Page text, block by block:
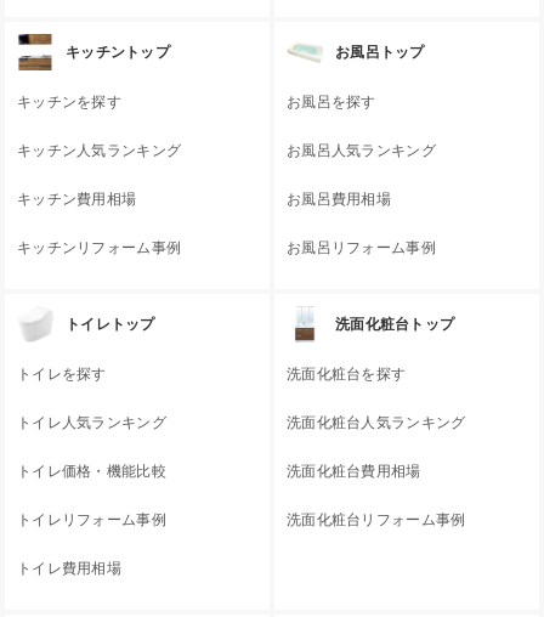
キッチントップ
キッチンを探す
キッチン人気ランキング
キッチン費用相場
キッチンリフォーム事例
お風呂トップ
お風呂を探す
お風呂人気ランキング
お風呂費用相場
お風呂リフォーム事例
トイレトップ
トイレを探す
トイレ人気ランキング
トイレ価格・機能比較
トイレリフォーム事例
トイレ費用相場
洗面化粧台トップ
洗面化粧台を探す
洗面化粧台人気ランキング
洗面化粧台費用相場
洗面化粧台リフォーム事例